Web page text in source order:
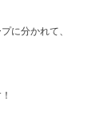
に分かれて、